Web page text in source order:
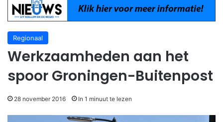
Regionaal
Werkzaamheden aan het
spoor Groningen-Buitenpost
28 november 2016 In 1 minuut te lezen